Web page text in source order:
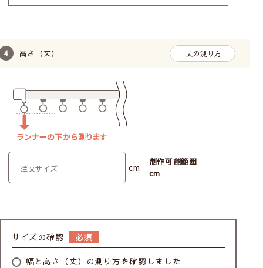
高さ（丈） 丈の測り方
cm
制作可能範囲
cm
サイズの確認
幅と高さ（丈）の測り方を確認しました